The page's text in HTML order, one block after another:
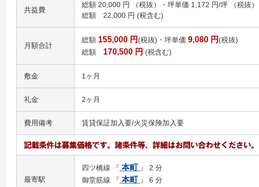
共益費
総額 20,000 円 （税抜）・坪単価 1,172 円/坪 （税抜）
総額 22,000 円 (税含む)
月額合計
総額 155,000 円 (税抜)・坪単価 9,080 円 (税抜)
総額 170,500 円 (税含む)
敷金 1ヶ月
礼金 2ヶ月
費用備考 賃貸保証加入要/火災保険加入要
最寄駅
四ツ橋線 『 本町 』 2 分
御堂筋線 『 本町 』 6 分